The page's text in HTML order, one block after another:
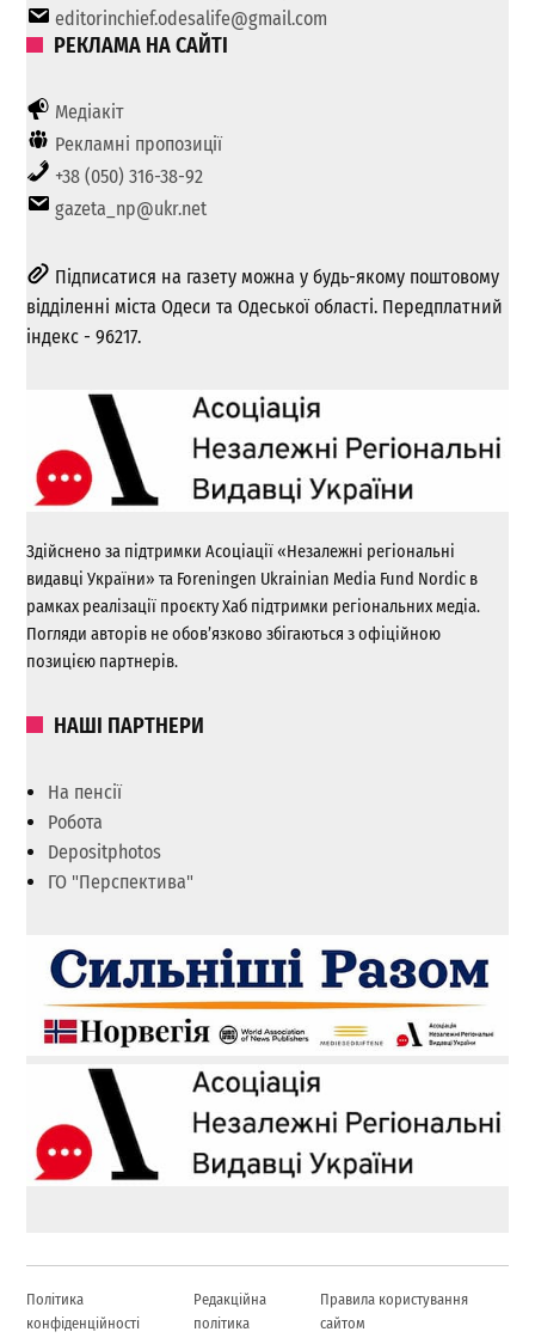
editorinchief.odesalife@gmail.com
РЕКЛАМА НА САЙТІ
Медіакіт
Рекламні пропозиції
+38 (050) 316-38-92
gazeta_np@ukr.net
Підписатися на газету можна у будь-якому поштовому
відділенні міста Одеси та Одеської області. Передплатний
індекс - 96217.
Здійснено за підтримки Асоціації «Незалежні регіональні
видавці України» та Foreningen Ukrainian Media Fund Nordic в
рамках реалізації проєкту Хаб підтримки регіональних медіа.
Погляди авторів не обов’язково збігаються з офіційною
позицією партнерів.
НАШІ ПАРТНЕРИ
На пенсії
Робота
Depositphotos
ГО "Перспектива"
Політика
конфіденційності
Редакційна
політика
Правила користування
сайтом